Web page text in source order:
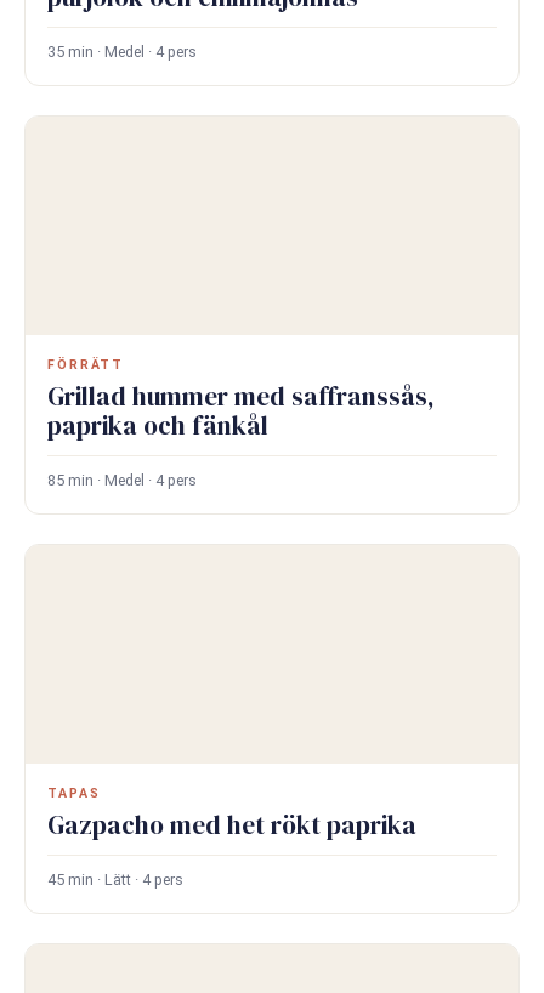
35 min · Medel · 4 pers
FÖRRÄTT
Grillad hummer med saffranssås,
paprika och fänkål
85 min · Medel · 4 pers
TAPAS
Gazpacho med het rökt paprika
45 min · Lätt · 4 pers